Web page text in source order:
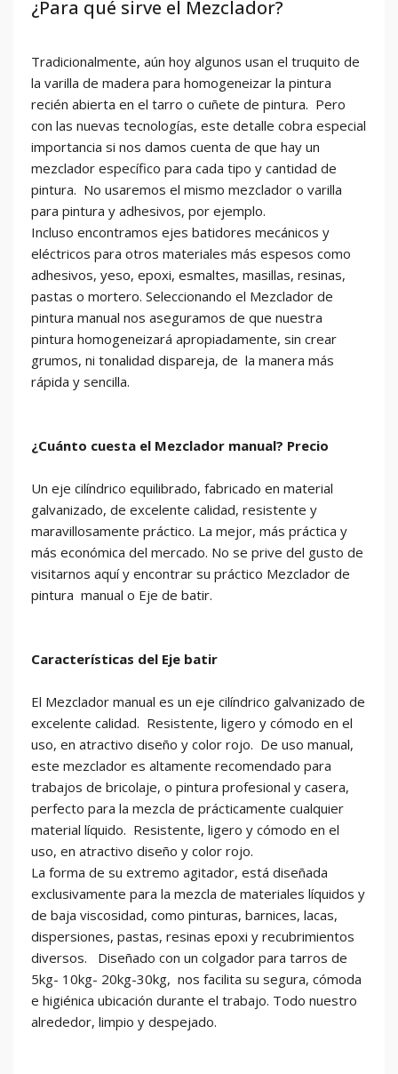
¿Para qué sirve el Mezclador?
Tradicionalmente, aún hoy algunos usan el truquito de
la varilla de madera para homogeneizar la pintura
recién abierta en el tarro o cuñete de pintura. Pero
con las nuevas tecnologías, este detalle cobra especial
importancia si nos damos cuenta de que hay un
mezclador específico para cada tipo y cantidad de
pintura. No usaremos el mismo mezclador o varilla
para pintura y adhesivos, por ejemplo.
Incluso encontramos ejes batidores mecánicos y
eléctricos para otros materiales más espesos como
adhesivos, yeso, epoxi, esmaltes, masillas, resinas,
pastas o mortero. Seleccionando el Mezclador de
pintura manual nos aseguramos de que nuestra
pintura homogeneizará apropiadamente, sin crear
grumos, ni tonalidad dispareja, de la manera más
rápida y sencilla.
¿Cuánto cuesta el Mezclador manual? Precio
Un eje cilíndrico equilibrado, fabricado en material
galvanizado, de excelente calidad, resistente y
maravillosamente práctico. La mejor, más práctica y
más económica del mercado. No se prive del gusto de
visitarnos aquí y encontrar su práctico Mezclador de
pintura manual o Eje de batir.
Características del Eje batir
El Mezclador manual es un eje cilíndrico galvanizado de
excelente calidad. Resistente, ligero y cómodo en el
uso, en atractivo diseño y color rojo. De uso manual,
este mezclador es altamente recomendado para
trabajos de bricolaje, o pintura profesional y casera,
perfecto para la mezcla de prácticamente cualquier
material líquido. Resistente, ligero y cómodo en el
uso, en atractivo diseño y color rojo.
La forma de su extremo agitador, está diseñada
exclusivamente para la mezcla de materiales líquidos y
de baja viscosidad, como pinturas, barnices, lacas,
dispersiones, pastas, resinas epoxi y recubrimientos
diversos. Diseñado con un colgador para tarros de
5kg- 10kg- 20kg-30kg, nos facilita su segura, cómoda
e higiénica ubicación durante el trabajo. Todo nuestro
alrededor, limpio y despejado.